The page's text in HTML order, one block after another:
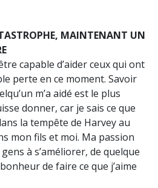
MAINTENANT UN
capable d’aider ceux qui ont
perte en ce moment. Savoir
m’a aidé est le plus
donner, car je sais ce que
la tempête de Harvey au
mon fils et moi. Ma passion
à s’améliorer, de quelque
de faire ce que j’aime